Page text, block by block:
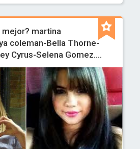
martina
coleman-Bella Thorne-
Cyrus-Selena Gomez....